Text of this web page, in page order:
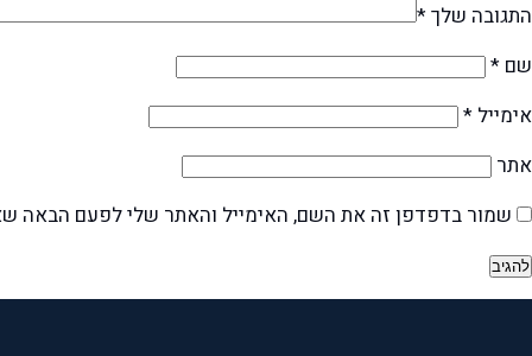
התגובה שלך *
שם *
אימייל *
אתר
שמור בדפדפן זה את השם, האימייל והאתר שלי לפעם הבאה